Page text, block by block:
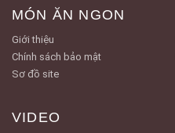
MÓN ĂN NGON
Giới thiệu
Chính sách bảo mật
Sơ đồ site
VIDEO